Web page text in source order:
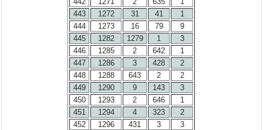
443
1272 31 41
1
444
1273 16 79
9
445
1282 1279 1
3
446
1285 2 642
1
447
1286 3 428
2
448
1288 643 2
2
449
1290 9 143
3
450
1293 2 646
1
451
1294 4 323
2
452
1296 431 3
3